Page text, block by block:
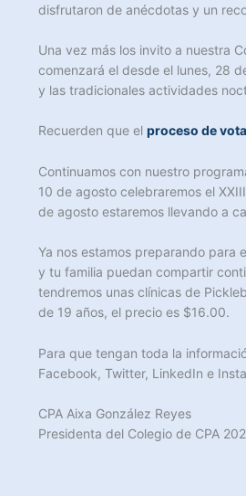
disfrutaron de anécdotas y un
Una vez más los invito a nuestra
comenzará el desde el lunes, 28
y las tradicionales actividades
Recuerden que el proceso de
Continuamos con nuestro
10 de agosto celebraremos el
de agosto estaremos llevando a
Ya nos estamos preparando para
y tu familia puedan compartir
tendremos unas clínicas de
de 19 años, el precio es $16.00.
Para que tengan toda la
Facebook, Twitter, LinkedIn e
CPA Aixa González Reyes
Presidenta del Colegio de CPA